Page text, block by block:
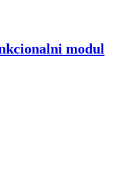
modul